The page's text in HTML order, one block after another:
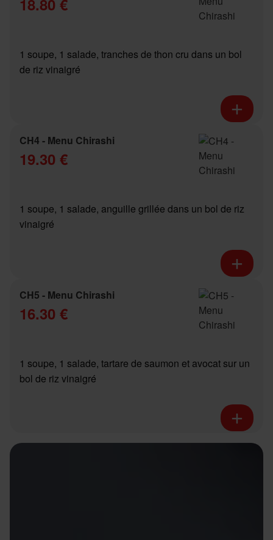
18.80 €
1 soupe, 1 salade, tranches de thon cru dans un bol
de riz vinaigré
CH4 - Menu Chirashi
19.30 €
1 soupe, 1 salade, anguille grillée dans un bol de riz
vinaigré
CH5 - Menu Chirashi
16.30 €
1 soupe, 1 salade, tartare de saumon et avocat sur un
bol de riz vinaigré